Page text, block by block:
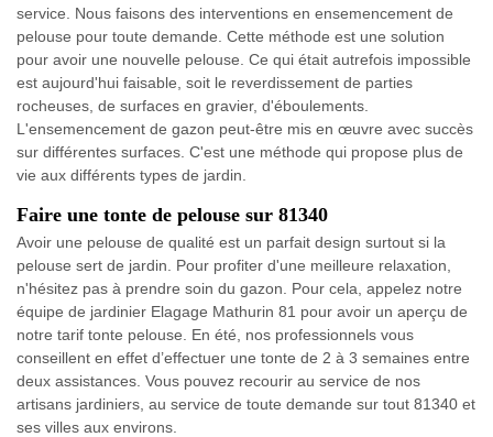
service. Nous faisons des interventions en ensemencement de
pelouse pour toute demande. Cette méthode est une solution
pour avoir une nouvelle pelouse. Ce qui était autrefois impossible
est aujourd'hui faisable, soit le reverdissement de parties
rocheuses, de surfaces en gravier, d'éboulements.
L'ensemencement de gazon peut-être mis en œuvre avec succès
sur différentes surfaces. C'est une méthode qui propose plus de
vie aux différents types de jardin.
Faire une tonte de pelouse sur 81340
Avoir une pelouse de qualité est un parfait design surtout si la
pelouse sert de jardin. Pour profiter d'une meilleure relaxation,
n'hésitez pas à prendre soin du gazon. Pour cela, appelez notre
équipe de jardinier Elagage Mathurin 81 pour avoir un aperçu de
notre tarif tonte pelouse. En été, nos professionnels vous
conseillent en effet d’effectuer une tonte de 2 à 3 semaines entre
deux assistances. Vous pouvez recourir au service de nos
artisans jardiniers, au service de toute demande sur tout 81340 et
ses villes aux environs.